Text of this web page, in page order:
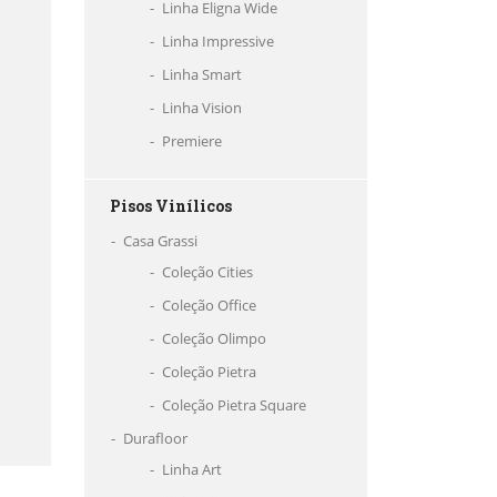
Linha Eligna Wide
Linha Impressive
Linha Smart
Linha Vision
Premiere
Pisos Vinílicos
Casa Grassi
Coleção Cities
Coleção Office
Coleção Olimpo
Coleção Pietra
Coleção Pietra Square
Durafloor
Linha Art